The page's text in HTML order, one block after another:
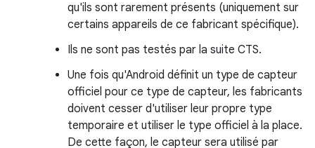
qu'ils sont rarement présents (uniquement sur
certains appareils de ce fabricant spécifique).
Ils ne sont pas testés par la suite CTS.
Une fois qu'Android définit un type de capteur
officiel pour ce type de capteur, les fabricants
doivent cesser d'utiliser leur propre type
temporaire et utiliser le type officiel à la place.
De cette façon, le capteur sera utilisé par